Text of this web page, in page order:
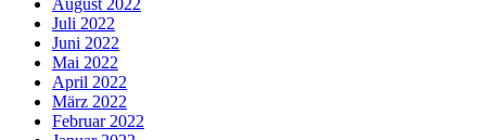
August 2022
Juli 2022
Juni 2022
Mai 2022
April 2022
März 2022
Februar 2022